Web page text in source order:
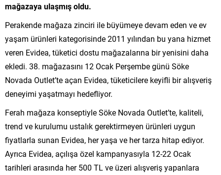
mağazaya ulaşmış oldu.
Perakende mağaza zinciri ile büyümeye devam eden ve ev
yaşam ürünleri kategorisinde 2011 yılından bu yana hizmet
veren Evidea, tüketici dostu mağazalarına bir yenisini daha
ekledi. 38. mağazasını 12 Ocak Perşembe günü Söke
Novada Outlet’te açan Evidea, tüketicilere keyifli bir alışveriş
deneyimi yaşatmayı hedefliyor.
Ferah mağaza konseptiyle Söke Novada Outlet’te, kaliteli,
trend ve kurulumu ustalık gerektirmeyen ürünleri uygun
fiyatlarla sunan Evidea, her yaşa ve her tarza hitap ediyor.
Ayrıca Evidea, açılışa özel kampanyasıyla 12-22 Ocak
tarihleri arasında her 500 TL ve üzeri alışveriş yapanlara